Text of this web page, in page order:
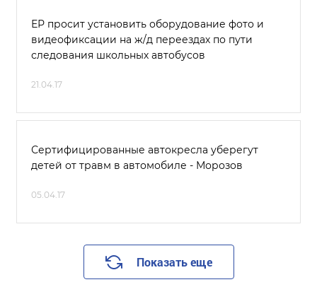
ЕР просит установить оборудование фото и
видеофиксации на ж/д переездах по пути
следования школьных автобусов
21.04.17
Сертифицированные автокресла уберегут
детей от травм в автомобиле - Морозов
05.04.17
Показать еще